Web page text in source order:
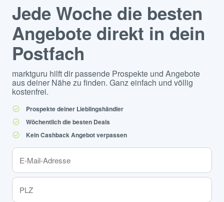
Jede Woche die besten
Angebote direkt in dein
Postfach
marktguru hilft dir passende Prospekte und Angebote
aus deiner Nähe zu finden. Ganz einfach und völlig
kostenfrei.
Prospekte deiner Lieblingshändler
Wöchentlich die besten Deals
Kein Cashback Angebot verpassen